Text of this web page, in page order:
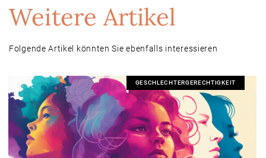
Weitere Artikel
Folgende Artikel könnten Sie ebenfalls interessieren
GESCHLECHTERGERECHTIGKEIT